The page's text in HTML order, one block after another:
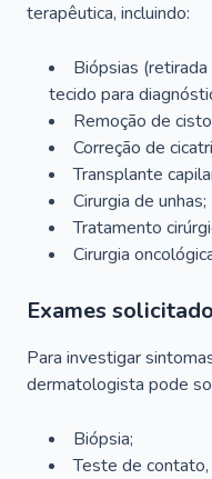
terapêutica, incluindo:
Biópsias
tecido para
Remoção de
Correção de
Transplante
Cirurgia de unhas;
Tratamento
Cirurgia
Exames
Para investigar
dermatologista pode
Biópsia;
Teste de